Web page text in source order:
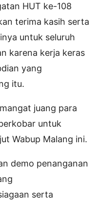
HUT ke-108
terima kasih serta
untuk seluruh
karena kerja keras
yang
itu.
juang para
untuk
Wabup Malang ini.
demo penanganan
serta